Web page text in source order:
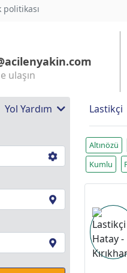
ulaşın
Yardım Lastikçi
Altınözü
Kumlu